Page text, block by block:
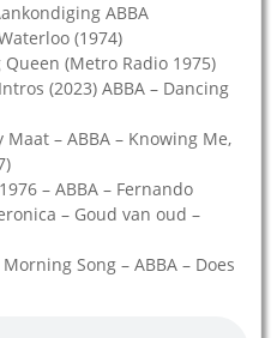
ABBA
(1974)
Queen (Metro Radio 1975)
(2023) ABBA – Dancing
– ABBA – Knowing Me,
– ABBA – Fernando
– Goud van oud –
Song – ABBA – Does